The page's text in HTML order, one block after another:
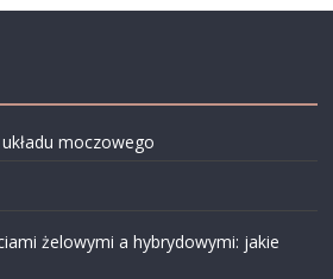
moczowego
żelowymi a hybrydowymi: jakie